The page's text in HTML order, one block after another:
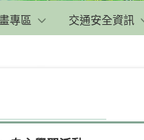
專區 交通安全資訊